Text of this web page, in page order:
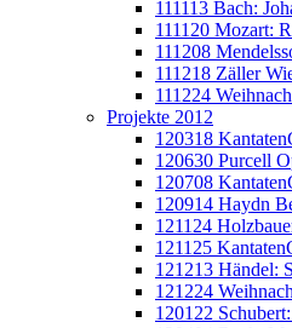
111113 Bach:
111120 Mozart:
111208
111218 Zäller
111224
Projekte 2012
120318
120630 Purcell
120708
120914 Haydn
121124
121125
121213 Händel:
121224
120122